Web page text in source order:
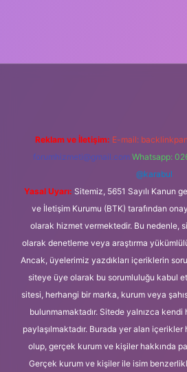
Reklam ve İletişim: E-mail:
forumhizmeti@gmail.com Whatsapp:
@karabul
Yasal Uyarı: Sitemiz, 5651 Sayılı Kanun
ve İletişim Kurumu (BTK) tarafından
olarak hizmet vermektedir. Bu nedenle,
olarak denetleme veya araştırma
Ancak, üyelerimiz yazdıkları içeriklerin
siteye üye olarak bu sorumluluğu kabul
sitesi, herhangi bir marka, kurum veya
bulunmamaktadır. Sitede yalnızca kendi
paylaşılmaktadır. Burada yer alan
olup, gerçek kurum ve kişiler hakkında
Gerçek kurum ve kişiler ile isim